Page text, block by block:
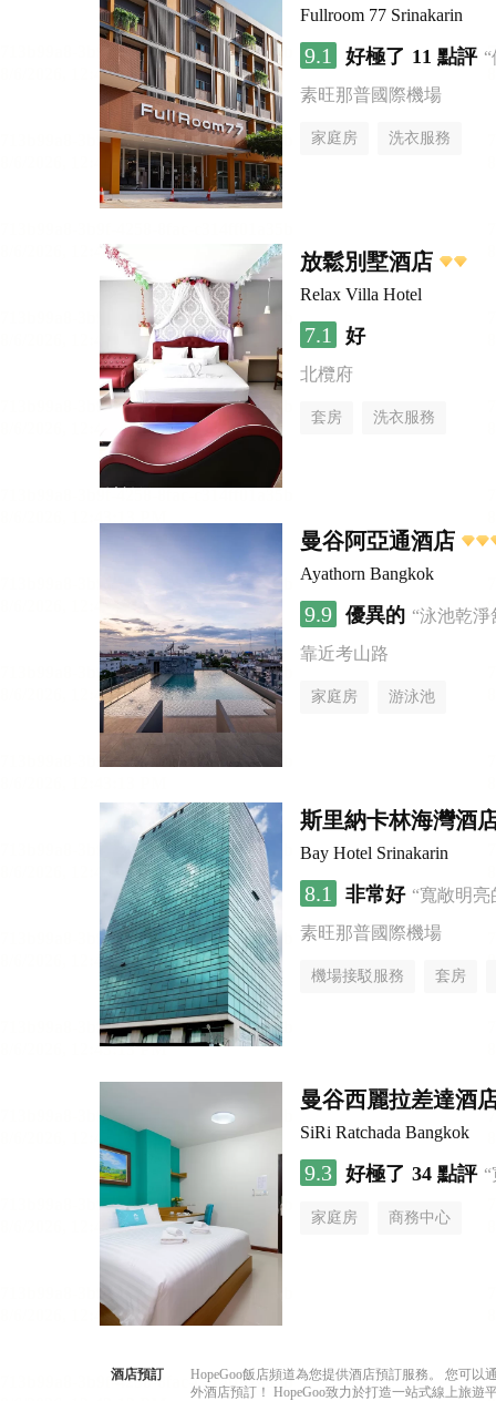
Fullroom 77 Srinakarin
9.1 好極了 11 點評
素旺那普國際機場
家庭房 洗衣服務
放鬆別墅酒店
Relax Villa Hotel
7.1 好
北欖府
套房 洗衣服務
曼谷阿亞通酒店
Ayathorn Bangkok
9.9 優異的 “泳池乾
靠近考山路
家庭房 游泳池
斯里納卡林海灣酒
Bay Hotel Srinakarin
8.1 非常好 “寬敞明
素旺那普國際機場
機場接駁服務 套房
曼谷西麗拉差達酒
SiRi Ratchada Bangkok
9.3 好極了 34 點評
家庭房 商務中心
酒店預訂
HopeGoo飯店頻道為您提供酒店預訂服務。 您可
外酒店預訂！ HopeGoo致力於打造一站式線上旅